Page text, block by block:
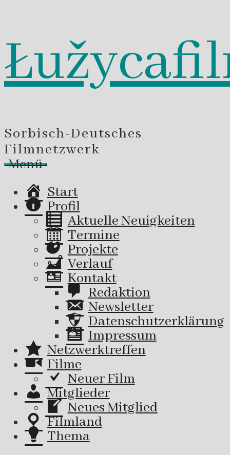
Zum
Inhalt
springen
Sorbisch-Deutsches
Filmnetzwerk
Menü
Start
Profil
Aktuelle Neuigkeiten
Termine
Projekte
Verlauf
Kontakt
Redaktion
Newsletter
Datenschutzerklärung
Impressum
Netzwerktreffen
Filme
Neuer Film
Mitglieder
Neues Mitglied
Filmland
Thema